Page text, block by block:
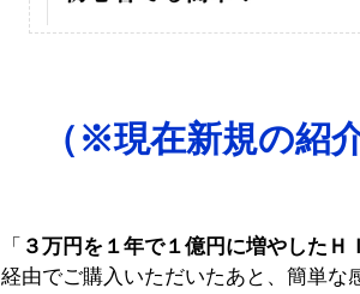
（※現在新規の紹
「 ３万円を１年で１億円に増やしたＨ
経由でご購入いただいたあと、簡単な